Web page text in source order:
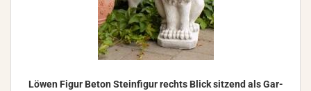
Löwen Figur Beton Stein­fi­gur rechts Blick sit­zend als Gar­